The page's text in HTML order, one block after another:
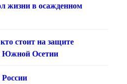
жизни в осажденном
стоит на защите
Южной Осетии